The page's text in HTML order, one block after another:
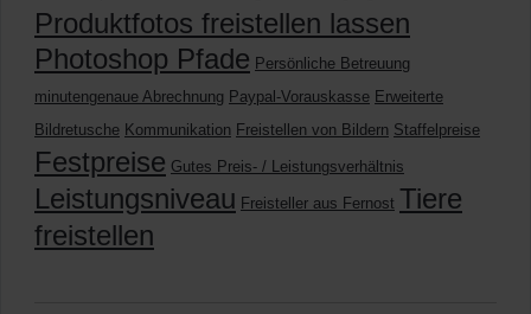
Produktfotos freistellen lassen
Photoshop Pfade Persönliche Betreuung
minutengenaue Abrechnung Paypal-Vorauskasse Erweiterte
Bildretusche Kommunikation Freistellen von Bildern Staffelpreise
Festpreise Gutes Preis- / Leistungsverhältnis
Leistungsniveau Freisteller aus Fernost Tiere
freistellen